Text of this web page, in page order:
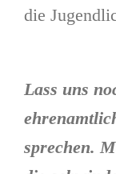
die
Lass uns
sprechen.